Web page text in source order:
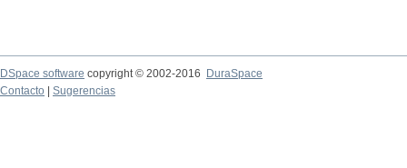
DSpace software copyright © 2002-2016
DuraSpace
Contacto
Sugerencias